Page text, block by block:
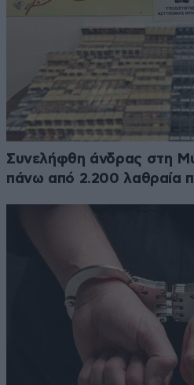
Συνελήφθη άνδρας στη
πάνω από 2.200 λαθραία